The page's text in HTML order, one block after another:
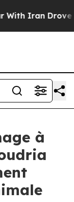
Iran Drove oil
à